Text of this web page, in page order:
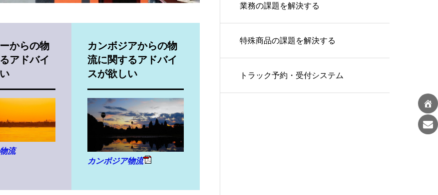
からの物
アドバイ
流
カンボジアからの物
流に関するアドバイ
スが欲しい
カンボジア物流
業務の課題を解決する
特殊商品の課題を解決する
トラック予約・受付システム